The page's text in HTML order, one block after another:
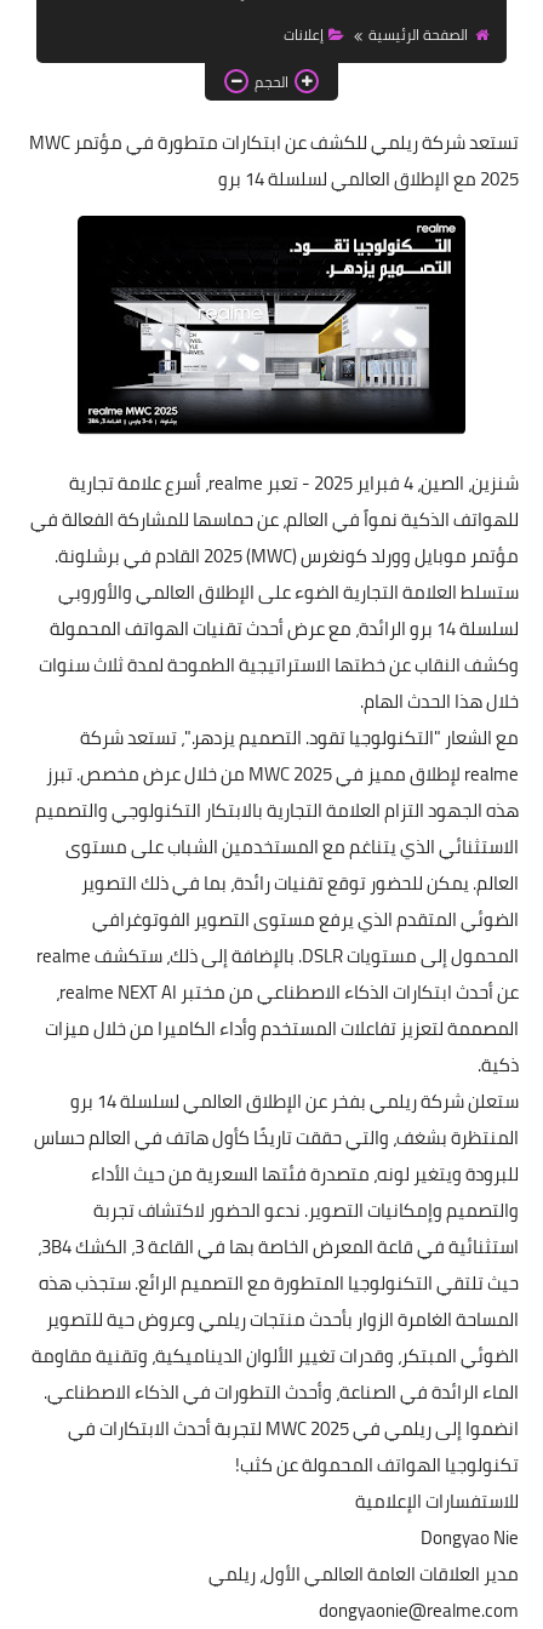
الاخبار العامة
الصفحة الرئيسية
إعلانات
الحجم
تستعد شركة ريلمي للكشف عن ابتكارات متطورة في مؤتمر MWC
2025 مع الإطلاق العالمي لسلسلة 14 برو
شنزين، الصين، 4 فبراير 2025 - تعبر realme، أسرع علامة تجارية
للهواتف الذكية نمواً في العالم، عن حماسها للمشاركة الفعالة في
مؤتمر موبايل وورلد كونغرس (MWC) 2025 القادم في برشلونة.
ستسلط العلامة التجارية الضوء على الإطلاق العالمي والأوروبي
لسلسلة 14 برو الرائدة، مع عرض أحدث تقنيات الهواتف المحمولة
وكشف النقاب عن خطتها الاستراتيجية الطموحة لمدة ثلاث سنوات
خلال هذا الحدث الهام.
مع الشعار "التكنولوجيا تقود. التصميم يزدهر."، تستعد شركة
realme لإطلاق مميز في MWC 2025 من خلال عرض مخصص. تبرز
هذه الجهود التزام العلامة التجارية بالابتكار التكنولوجي والتصميم
الاستثنائي الذي يتناغم مع المستخدمين الشباب على مستوى
العالم. يمكن للحضور توقع تقنيات رائدة، بما في ذلك التصوير
الضوئي المتقدم الذي يرفع مستوى التصوير الفوتوغرافي
المحمول إلى مستويات DSLR. بالإضافة إلى ذلك، ستكشف realme
عن أحدث ابتكارات الذكاء الاصطناعي من مختبر realme NEXT AI،
المصممة لتعزيز تفاعلات المستخدم وأداء الكاميرا من خلال ميزات
ذكية.
ستعلن شركة ريلمي بفخر عن الإطلاق العالمي لسلسلة 14 برو
المنتظرة بشغف، والتي حققت تاريخًا كأول هاتف في العالم حساس
للبرودة ويتغير لونه، متصدرة فئتها السعرية من حيث الأداء
والتصميم وإمكانيات التصوير. ندعو الحضور لاكتشاف تجربة
استثنائية في قاعة المعرض الخاصة بها في القاعة 3، الكشك 3B4،
حيث تلتقي التكنولوجيا المتطورة مع التصميم الرائع. ستجذب هذه
المساحة الغامرة الزوار بأحدث منتجات ريلمي وعروض حية للتصوير
الضوئي المبتكر، وقدرات تغيير الألوان الديناميكية، وتقنية مقاومة
الماء الرائدة في الصناعة، وأحدث التطورات في الذكاء الاصطناعي.
انضموا إلى ريلمي في MWC 2025 لتجربة أحدث الابتكارات في
تكنولوجيا الهواتف المحمولة عن كثب!
للاستفسارات الإعلامية
Dongyao Nie
مدير العلاقات العامة العالمي الأول، ريلمي
dongyaonie@realme.com